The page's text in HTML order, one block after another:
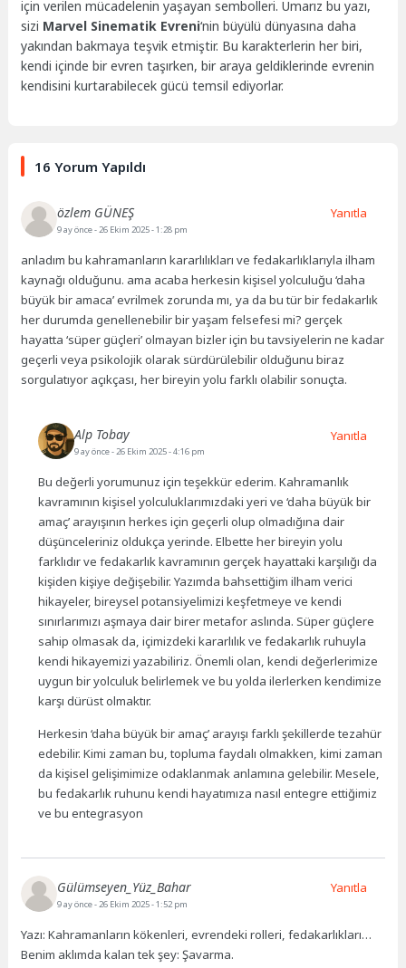
için verilen mücadelenin yaşayan sembolleri. Umarız bu yazı,
sizi Marvel Sinematik Evreni‘nin büyülü dünyasına daha
yakından bakmaya teşvik etmiştir. Bu karakterlerin her biri,
kendi içinde bir evren taşırken, bir araya geldiklerinde evrenin
kendisini kurtarabilecek gücü temsil ediyorlar.
16 Yorum Yapıldı
özlem GÜNEŞ
9 ay önce- 26 Ekim 2025 - 1:28 pm
anladım bu kahramanların kararlılıkları ve fedakarlıklarıyla ilham
kaynağı olduğunu. ama acaba herkesin kişisel yolculuğu ‘daha
büyük bir amaca’ evrilmek zorunda mı, ya da bu tür bir fedakarlık
her durumda genellenebilir bir yaşam felsefesi mi? gerçek
hayatta ‘süper güçleri’ olmayan bizler için bu tavsiyelerin ne kadar
geçerli veya psikolojik olarak sürdürülebilir olduğunu biraz
sorgulatıyor açıkçası, her bireyin yolu farklı olabilir sonuçta.
Yanıtla
Alp Tobay
9 ay önce- 26 Ekim 2025 - 4:16 pm
Bu değerli yorumunuz için teşekkür ederim. Kahramanlık
kavramının kişisel yolculuklarımızdaki yeri ve ‘daha büyük bir
amaç’ arayışının herkes için geçerli olup olmadığına dair
düşünceleriniz oldukça yerinde. Elbette her bireyin yolu
farklıdır ve fedakarlık kavramının gerçek hayattaki karşılığı da
kişiden kişiye değişebilir. Yazımda bahsettiğim ilham verici
hikayeler, bireysel potansiyelimizi keşfetmeye ve kendi
sınırlarımızı aşmaya dair birer metafor aslında. Süper güçlere
sahip olmasak da, içimizdeki kararlılık ve fedakarlık ruhuyla
kendi hikayemizi yazabiliriz. Önemli olan, kendi değerlerimize
uygun bir yolculuk belirlemek ve bu yolda ilerlerken kendimize
karşı dürüst olmaktır.
Herkesin ‘daha büyük bir amaç’ arayışı farklı şekillerde tezahür
edebilir. Kimi zaman bu, topluma faydalı olmakken, kimi zaman
da kişisel gelişimimize odaklanmak anlamına gelebilir. Mesele,
bu fedakarlık ruhunu kendi hayatımıza nasıl entegre ettiğimiz
ve bu entegrasyon
Yanıtla
Gülümseyen_Yüz_Bahar
9 ay önce- 26 Ekim 2025 - 1:52 pm
Yazı: Kahramanların kökenleri, evrendeki rolleri, fedakarlıkları…
Benim aklımda kalan tek şey: Şavarma.
Yanıtla